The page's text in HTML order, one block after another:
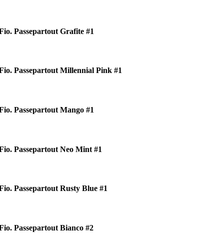
Passepartout Grafite #1
Passepartout Millennial Pink #1
Passepartout Mango #1
Passepartout Neo Mint #1
Passepartout Rusty Blue #1
Passepartout Bianco #2